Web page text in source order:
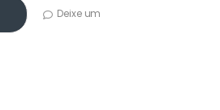
Deixe um